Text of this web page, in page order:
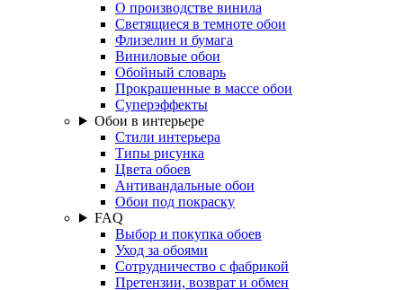
О производстве винила
Светящиеся в темноте обои
Флизелин и бумага
Виниловые обои
Обойный словарь
Прокрашенные в массе обои
Суперэффекты
Обои в интерьере
Стили интерьера
Типы рисунка
Цвета обоев
Антивандальные обои
Обои под покраску
FAQ
Выбор и покупка обоев
Уход за обоями
Сотрудничество с фабрикой
Претензии, возврат и обмен